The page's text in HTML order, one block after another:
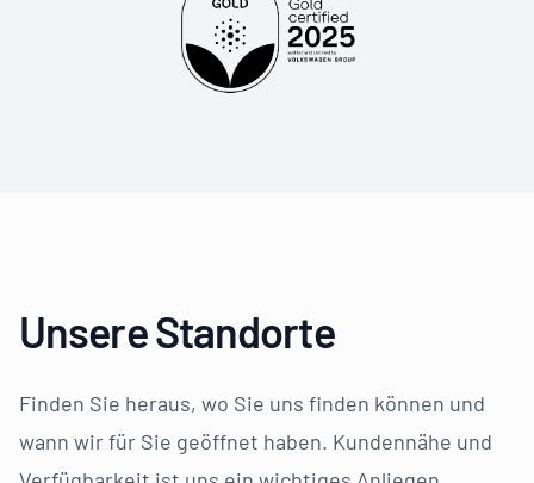
Unsere Standorte
Finden Sie heraus, wo Sie uns finden können und
wann wir für Sie geöffnet haben. Kundennähe und